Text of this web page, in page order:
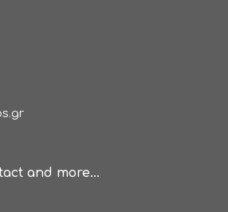
and more...